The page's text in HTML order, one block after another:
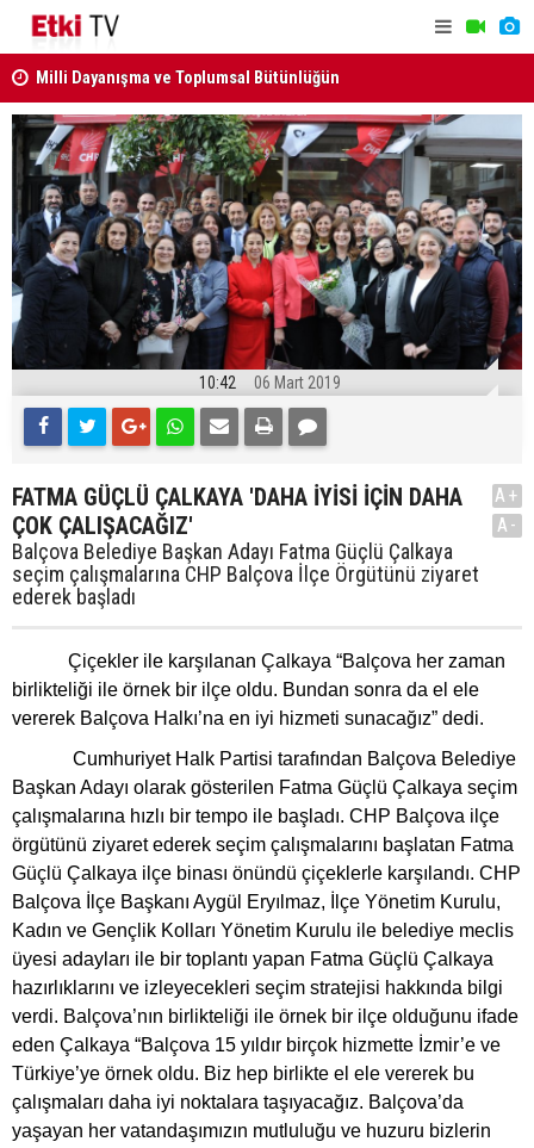
kabul edildi
KURUL KARARLARI RESMİ GAZETE'DE..
10:42 06 Mart 2019
FATMA GÜÇLÜ ÇALKAYA 'DAHA İYİSİ İÇİN DAHA
ÇOK ÇALIŞACAĞIZ'
Balçova Belediye Başkan Adayı Fatma Güçlü Çalkaya
seçim çalışmalarına CHP Balçova İlçe Örgütünü ziyaret
ederek başladı
A+
A-
Çiçekler ile karşılanan Çalkaya “Balçova her zaman
birlikteliği ile örnek bir ilçe oldu. Bundan sonra da el ele
vererek Balçova Halkı’na en iyi hizmeti sunacağız” dedi.
Cumhuriyet Halk Partisi tarafından Balçova Belediye
Başkan Adayı olarak gösterilen Fatma Güçlü Çalkaya seçim
çalışmalarına hızlı bir tempo ile başladı. CHP Balçova ilçe
örgütünü ziyaret ederek seçim çalışmalarını başlatan Fatma
Güçlü Çalkaya ilçe binası önündü çiçeklerle karşılandı. CHP
Balçova İlçe Başkanı Aygül Eryılmaz, İlçe Yönetim Kurulu,
Kadın ve Gençlik Kolları Yönetim Kurulu ile belediye meclis
üyesi adayları ile bir toplantı yapan Fatma Güçlü Çalkaya
hazırlıklarını ve izleyecekleri seçim stratejisi hakkında bilgi
verdi. Balçova’nın birlikteliği ile örnek bir ilçe olduğunu ifade
eden Çalkaya “Balçova 15 yıldır birçok hizmette İzmir’e ve
Türkiye’ye örnek oldu. Biz hep birlikte el ele vererek bu
çalışmaları daha iyi noktalara taşıyacağız. Balçova’da
yaşayan her vatandaşımızın mutluluğu ve huzuru bizlerin